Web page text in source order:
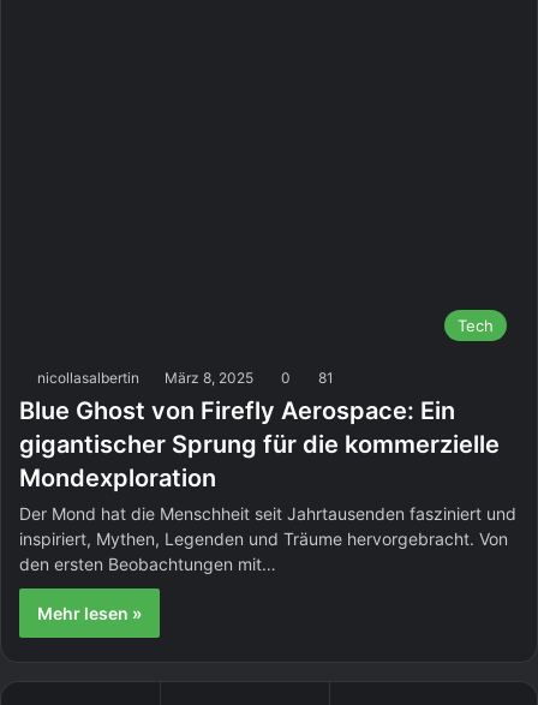
Tech
nicollasalbertin März 8, 2025 0 81
Blue Ghost von Firefly Aerospace: Ein
gigantischer Sprung für die kommerzielle
Mondexploration
Der Mond hat die Menschheit seit Jahrtausenden fasziniert und
inspiriert, Mythen, Legenden und Träume hervorgebracht. Von
den ersten Beobachtungen mit…
Mehr lesen »